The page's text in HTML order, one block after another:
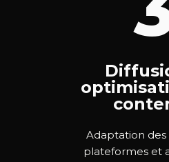
Adaptation des
plateformes et